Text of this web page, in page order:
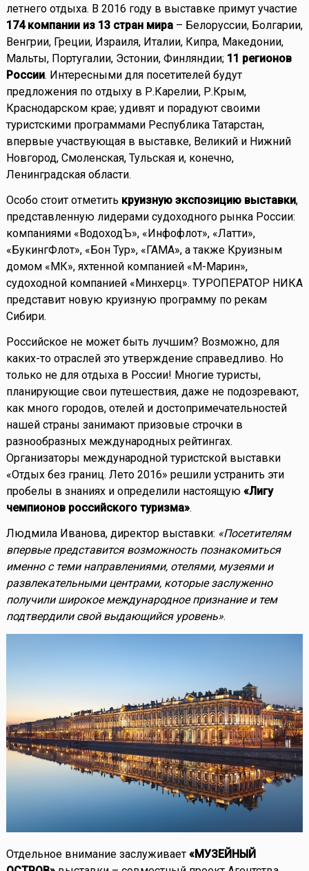
летнего отдыха. В 2016 году в выставке примут участие
174 компании из 13 стран мира– Белоруссии, Болгарии,
Венгрии, Греции, Израиля, Италии, Кипра, Македонии,
Мальты, Португалии, Эстонии, Финляндии; 11 регионов
России. Интересными для посетителей будут
предложения по отдыху в Р.Карелии, Р.Крым,
Краснодарском крае; удивят и порадуют своими
туристскими программами Республика Татарстан,
впервые участвующая в выставке, Великий и Нижний
Новгород, Смоленская, Тульская и, конечно,
Ленинградская области.
Особо стоит отметить круизную экспозицию выставки,
представленную лидерами судоходного рынка России:
компаниями «ВодоходЪ», «Инфофлот», «Латти»,
«БукингФлот», «Бон Тур», «ГАМА», а также Круизным
домом «МК», яхтенной компанией «М-Марин»,
судоходной компанией «Минхерц». ТУРОПЕРАТОР НИКА
представит новую круизную программу по рекам
Сибири.
Российское не может быть лучшим? Возможно, для
каких-то отраслей это утверждение справедливо. Но
только не для отдыха в России! Многие туристы,
планирующие свои путешествия, даже не подозревают,
как много городов, отелей и достопримечательностей
нашей страны занимают призовые строчки в
разнообразных международных рейтингах.
Организаторы международной туристской выставки
«Отдых без границ. Лето 2016» решили устранить эти
пробелы в знаниях и определили настоящую «Лигу
чемпионов российского туризма».
Людмила Иванова, директор выставки: «Посетителям
впервые представится возможность познакомиться
именно с теми направлениями, отелями, музеями и
развлекательными центрами, которые заслуженно
получили широкое международное признание и тем
подтвердили свой выдающийся уровень».
Отдельное внимание заслуживает «МУЗЕЙНЫЙ